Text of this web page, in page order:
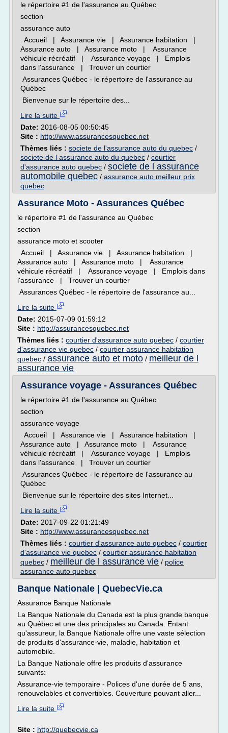
le répertoire #1 de l'assurance au Québec
section
assurance auto
Accueil | Assurance vie | Assurance habitation |
Assurance auto | Assurance moto | Assurance
véhicule récréatif | Assurance voyage | Emplois
dans l'assurance | Trouver un courtier
Assurances Québec - le répertoire de l'assurance au
Québec
Bienvenue sur le répertoire des...
Lire la suite
Date: 2016-08-05 00:50:45
Site : http://www.assurancesquebec.net
Thèmes liés : societe de l'assurance auto du quebec /
societe de l assurance auto du quebec / courtier
d'assurance auto quebec / societe de l assurance
automobile quebec / assurance auto meilleur prix
quebec
Assurance Moto - Assurances Québec
le répertoire #1 de l'assurance au Québec
section
assurance moto et scooter
Accueil | Assurance vie | Assurance habitation |
Assurance auto | Assurance moto | Assurance
véhicule récréatif | Assurance voyage | Emplois dans
l'assurance | Trouver un courtier
Assurances Québec - le répertoire de l'assurance au...
Lire la suite
Date: 2015-07-09 01:59:12
Site : http://assurancesquebec.net
Thèmes liés : courtier d'assurance auto quebec / courtier
d'assurance vie quebec / courtier assurance habitation
quebec / assurance auto et moto / meilleur de l
assurance vie
Assurance voyage - Assurances Québec
le répertoire #1 de l'assurance au Québec
section
assurance voyage
Accueil | Assurance vie | Assurance habitation |
Assurance auto | Assurance moto | Assurance
véhicule récréatif | Assurance voyage | Emplois
dans l'assurance | Trouver un courtier
Assurances Québec - le répertoire de l'assurance au
Québec
Bienvenue sur le répertoire des sites Internet...
Lire la suite
Date: 2017-09-22 01:21:49
Site : http://www.assurancesquebec.net
Thèmes liés : courtier d'assurance auto quebec / courtier
d'assurance vie quebec / courtier assurance habitation
quebec / meilleur de l assurance vie / police
assurance auto quebec
Banque Nationale | QuebecVie.ca
Assurance Banque Nationale
La Banque Nationale du Canada est la plus grande banque
au Québec et une des principales au Canada. Entant
qu'assureur, la Banque Nationale offre une vaste sélection
de produits d'assurance-vie, maladie, habitation et
automobile.
La Banque Nationale offre les produits d'assurance
suivants:
Assurance-vie temporaire - Polices d'une durée de 5 ans,
renouvelables et convertibles. Couverture pouvant aller...
Lire la suite
Site : http://quebecvie.ca